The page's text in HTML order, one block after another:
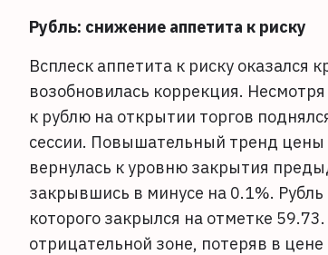
Рубль: снижение аппетита к риску
Всплеск аппетита к риску
возобновилась коррекция.
к рублю на открытии торгов
сессии. Повышательный тренд цены
вернулась к уровню закрытия
закрывшись в минусе на 0.1%.
которого закрылся на отметке
отрицательной зоне, потеряв в